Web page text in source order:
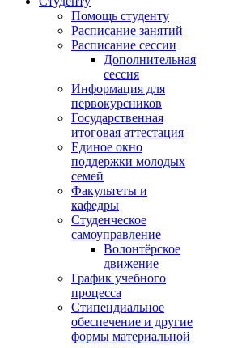
Помощь студенту
Расписание занятий
Расписание сессии
Дополнительная
сессия
Информация для
первокурсников
Государственная
итоговая аттестация
Единое окно
поддержки молодых
семей
Факультеты и
кафедры
Студенческое
самоуправление
Волонтёрское
движение
График учебного
процесса
Стипендиальное
обеспечение и другие
формы материальной